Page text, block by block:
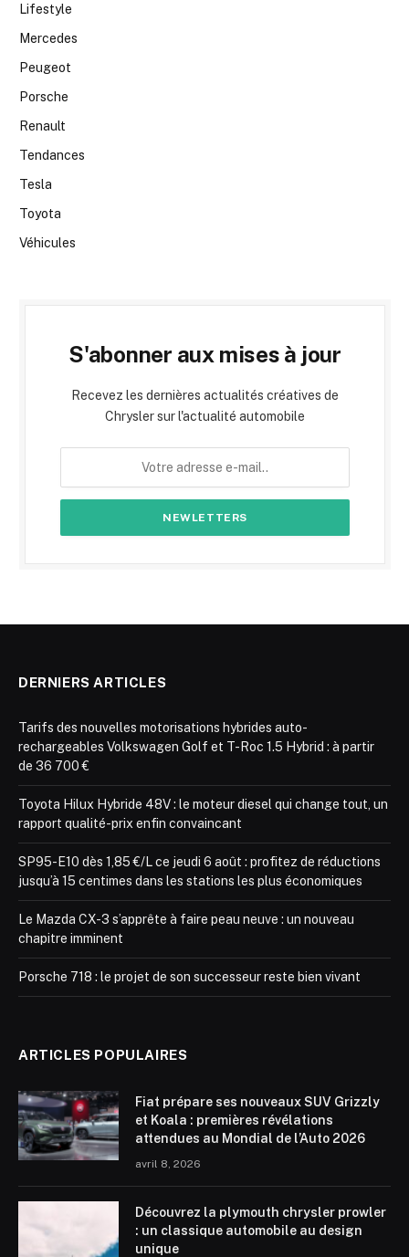
Lifestyle
Mercedes
Peugeot
Porsche
Renault
Tendances
Tesla
Toyota
Véhicules
S'abonner aux mises à jour
Recevez les dernières actualités créatives de
Chrysler sur l'actualité automobile
DERNIERS ARTICLES
Tarifs des nouvelles motorisations hybrides auto-
rechargeables Volkswagen Golf et T-Roc 1.5 Hybrid : à partir
de 36 700 €
Toyota Hilux Hybride 48V : le moteur diesel qui change tout, un
rapport qualité-prix enfin convaincant
SP95-E10 dès 1,85 €/L ce jeudi 6 août : profitez de réductions
jusqu’à 15 centimes dans les stations les plus économiques
Le Mazda CX-3 s’apprête à faire peau neuve : un nouveau
chapitre imminent
Porsche 718 : le projet de son successeur reste bien vivant
ARTICLES POPULAIRES
Fiat prépare ses nouveaux SUV Grizzly
et Koala : premières révélations
attendues au Mondial de l’Auto 2026
avril 8, 2026
Découvrez la plymouth chrysler prowler
: un classique automobile au design
unique